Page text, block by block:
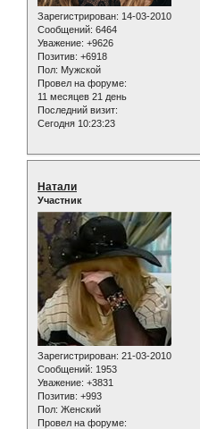
Зарегистрирован: 14-03-2010
Сообщений: 6464
Уважение: +9626
Позитив: +6918
Пол: Мужской
Провел на форуме:
11 месяцев 21 день
Последний визит:
Сегодня 10:23:23
Натали
Участник
Зарегистрирован: 21-03-2010
Сообщений: 1953
Уважение: +3831
Позитив: +993
Пол: Женский
Провел на форуме: